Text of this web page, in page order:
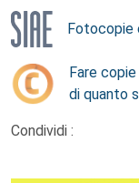
Fotocopie
Fare
di quanto
Condividi :